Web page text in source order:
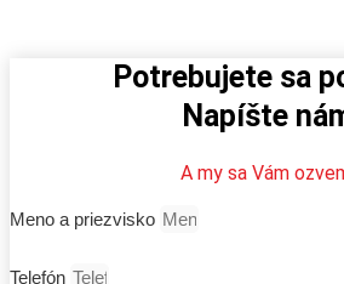
Potrebujete sa
Napíšte
A my sa Vám
Meno a priezvisko
Telefón